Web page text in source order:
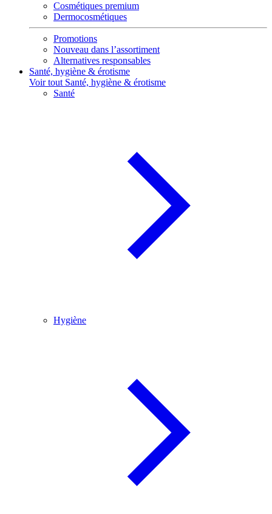
Cosmétiques premium
Dermocosmétiques
Promotions
Nouveau dans l’assortiment
Alternatives responsables
Santé, hygiène & érotisme
Voir tout Santé, hygiène & érotisme
Santé
Hygiène